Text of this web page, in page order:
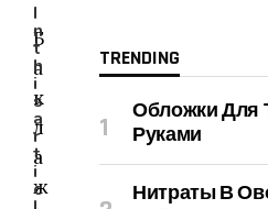
Б
а
к
л
а
ж
I
n
t
h
i
s
a
r
t
i
c
TRENDING
Обложки Для
Руками
Нитраты В